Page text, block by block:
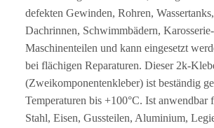
defekten Gewinden, Rohren,
Dachrinnen, Schwimmbädern,
Maschinenteilen und kann eingesetzt
bei flächigen Reparaturen. Dieser 2k-
(Zweikomponentenkleber) ist beständig
Temperaturen bis +100°C. Ist anwendbar
Stahl, Eisen, Gussteilen, Aluminium,